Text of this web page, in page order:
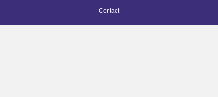
Contact